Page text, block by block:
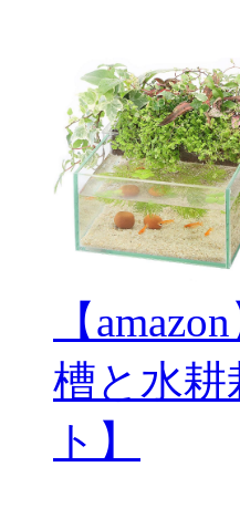
【
槽と水
ト】